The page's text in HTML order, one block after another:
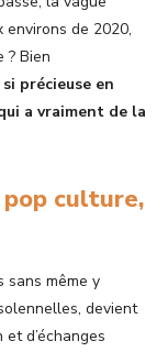
environs de 2020,
? Bien
précieuse en
a vraiment de la
pop culture,
sans même y
devient
d’échanges